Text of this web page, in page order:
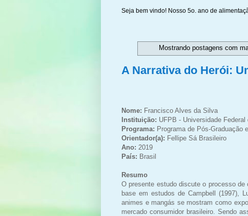
Seja bem vindo! Nosso 5o. ano de
Mostrando postagens com
A Narrativa do Herói:
Nome: Francisco Alves da Silva
Instituição: UFPB - Universidade Federal
Programa: Programa de Pós-Graduação
Orientador(a): Fellipe Sá Brasileiro
Ano: 2019
País: Brasil
Resumo
O presente estudo discute o processo
base em estudos de Campbell (1997),
animes e mangás se mostram como
mercado consumidor brasileiro. Sendo